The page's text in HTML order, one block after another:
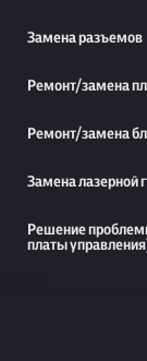
Замена разъемов
Ремонт/замена
Ремонт/замена
Замена лазерной
Решение
платы